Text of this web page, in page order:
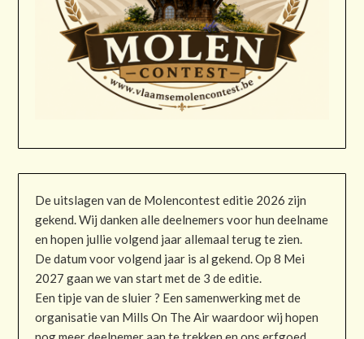
De uitslagen van de Molencontest editie 2026 zijn
gekend. Wij danken alle deelnemers voor hun deelname
en hopen jullie volgend jaar allemaal terug te zien.
De datum voor volgend jaar is al gekend. Op 8 Mei
2027 gaan we van start met de 3 de editie.
Een tipje van de sluier ? Een samenwerking met de
organisatie van Mills On The Air waardoor wij hopen